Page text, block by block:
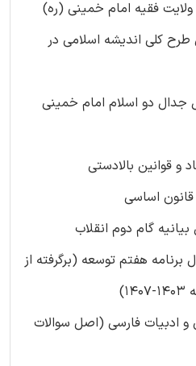
طرح کلی اندیشه اسلامی در
جدال دو اسلام امام خمینی
و قوانین بالادستی
برنامه هفتم توسعه (برگرفته از
و ادبیات فارسی (اصل سوالات